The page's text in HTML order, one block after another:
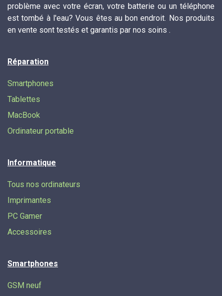
problème avec votre écran, votre batterie ou un téléphone
est tombé à l'eau? Vous êtes au bon endroit. Nos produits
en vente sont testés et garantis par nos soins .
Réparation
Smartphones
Tablettes
MacBook
Ordinateur portable
Informatique
Tous nos ordinateurs
Imprimantes
PC Gamer
Accessoires
Smartphones
GSM neuf